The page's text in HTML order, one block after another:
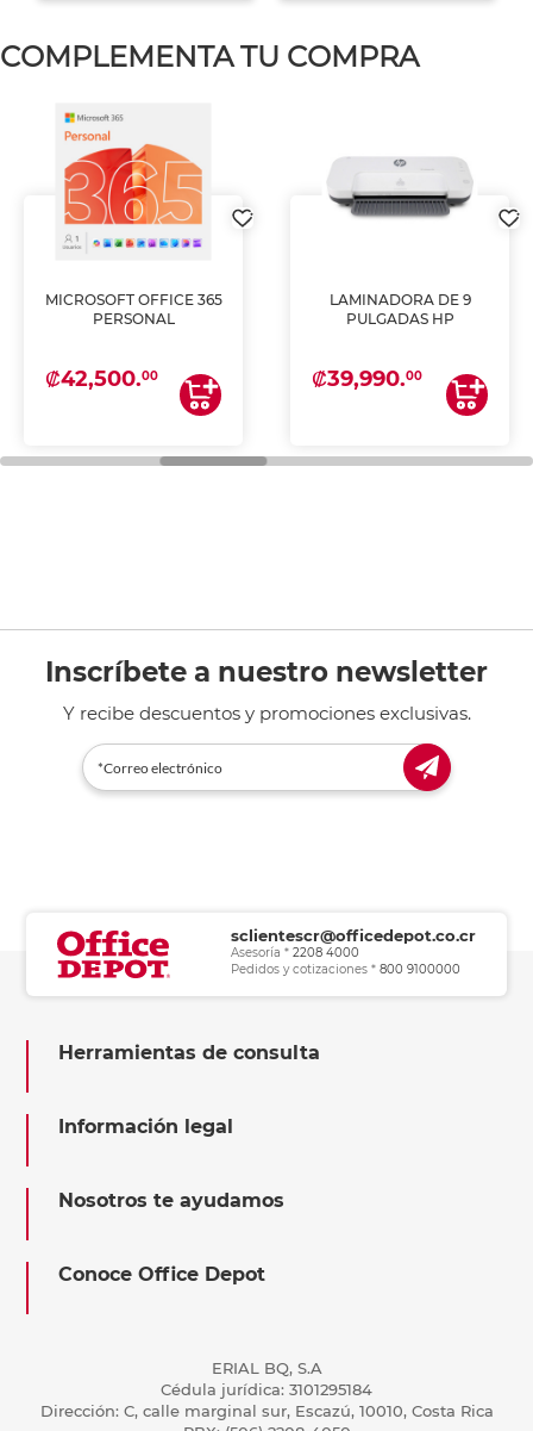
COMPLEMENTA TU COMPRA
MICROSOFT OFFICE 365
PERSONAL
₡42,500.00
LAMINADORA DE 9
PULGADAS HP
₡39,990.00
Inscríbete a nuestro newsletter
Y recibe descuentos y promociones exclusivas.
sclientescr@officedepot.co.cr
Asesoría *2208 4000
Pedidos y cotizaciones *800 9100000
Herramientas de consulta
Información legal
Nosotros te ayudamos
Conoce Office Depot
ERIAL BQ, S.A
Cédula jurídica: 3101295184
Dirección: C, calle marginal sur, Escazú, 10010, Costa Rica